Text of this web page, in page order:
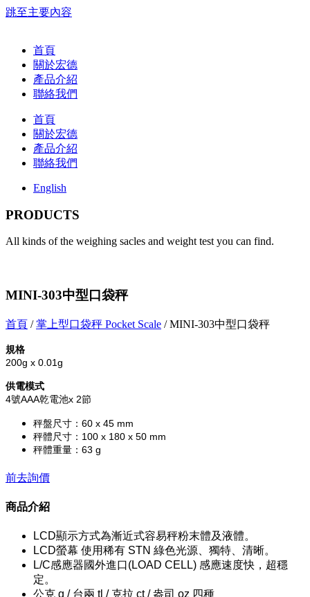
跳至主要內容
首頁
關於宏德
產品介紹
聯絡我們
首頁
關於宏德
產品介紹
聯絡我們
English
PRODUCTS
All kinds of the weighing sacles and weight test you can find.
MINI-303中型口袋秤
首頁 /掌上型口袋秤 Pocket Scale / MINI-303中型口袋秤
規格
200g x 0.01g
供電模式
4號AAA乾電池x 2節
秤盤尺寸：60 x 45 mm
秤體尺寸：100 x 180 x 50 mm
秤體重量：63 g
前去詢價
商品介紹
LCD顯示方式為漸近式容易秤粉末體及液體。
LCD螢幕 使用稀有 STN 綠色光源、獨特、清晰。
L/C感應器國外進口(LOAD CELL) 感應速度快，超穩
定。
公克 g / 台兩 tl / 克拉 ct / 盎司 oz 四種